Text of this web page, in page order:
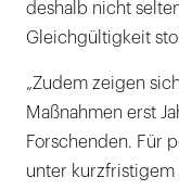
deshalb nicht
Gleichgültigkeit
„Zudem zeigen
Maßnahmen erst
Forschenden. Für
unter kurzfristigem